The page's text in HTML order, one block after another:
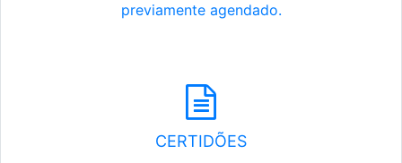
previamente agendado.
CERTIDÕES